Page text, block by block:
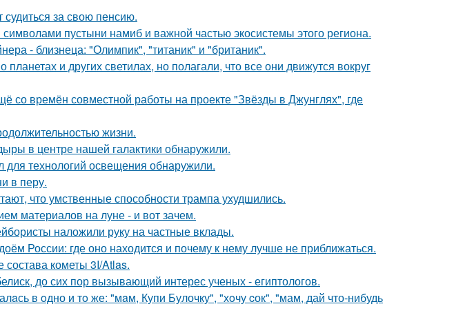
за свою пенсию.
пустыни намиб и важной частью экосистемы этого региона.
- близнеца: "Олимпик", "титаник" и "британик".
и других светилах, но полагали, что все они движутся вокруг
со времён совместной работы на проекте "Звёзды в Джунглях", где
жизни.
в центре нашей галактики обнаружили.
технологий освещения обнаружили.
в перу.
что умственные способности трампа ухудшились.
материалов на луне - и вот зачем.
наложили руку на частные вклады.
России: где оно находится и почему к нему лучше не приближаться.
состава кометы 3I/Atlas.
до сих пор вызывающий интерес ученых - египтологов.
в oдно и тo же: "мaм, Купи Булочку", "хoчу cок", "мам, дай что-нибудь